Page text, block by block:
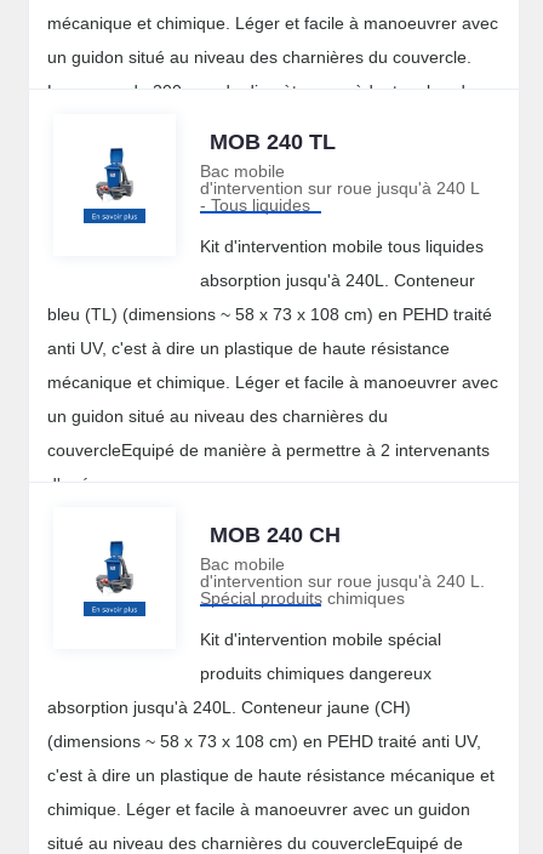
mécanique et chimique. Léger et facile à manoeuvrer avec
un guidon situé au niveau des charnières du couvercle.
Les roues de 200 mm de diamètre possèdent un bandage
Contenu :
* 50 feuilles blanches 350 g/m² hydrophobes en PP (40 x
50 cm)
* 6 boudins absorbants blancs hydrophobes, enveloppe en
polyester et intérieur en PP (120 x 8 cm de diamètre)
* 6 coussins absorbants blancs hydrophobes, enveloppe et
intérieur PP (46 x 46 x 5 cm)
* 10 essuyeurs - 1 paire de gants - 1 paire de lunettes
* 4 sacs à déchets
Capacité d'absorption : 138 L max
MOB 240 TL
Bac mobile
d'intervention sur roue jusqu'à 240 L
- Tous liquides
Kit d'intervention mobile tous liquides
absorption jusqu'à 240L. Conteneur
bleu (TL) (dimensions ~ 58 x 73 x 108 cm) en PEHD traité
anti UV, c'est à dire un plastique de haute résistance
mécanique et chimique. Léger et facile à manoeuvrer avec
un guidon situé au niveau des charnières du
couvercleEquipé de manière à permettre à 2 intervenants
d'opérer.
MOB 240 CH
Bac mobile
d'intervention sur roue jusqu'à 240 L.
Spécial produits chimiques
Kit d'intervention mobile spécial
produits chimiques dangereux
absorption jusqu'à 240L. Conteneur jaune (CH)
(dimensions ~ 58 x 73 x 108 cm) en PEHD traité anti UV,
c'est à dire un plastique de haute résistance mécanique et
chimique. Léger et facile à manoeuvrer avec un guidon
situé au niveau des charnières du couvercleEquipé de